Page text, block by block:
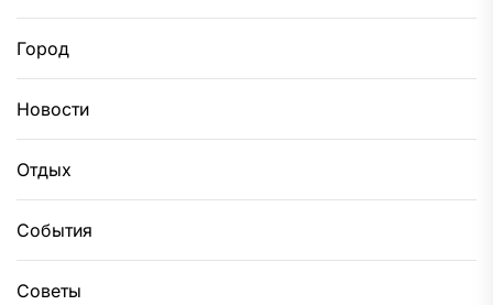
Город
Новости
Отдых
События
Советы